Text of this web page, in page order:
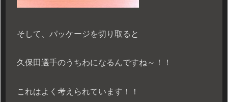
そして、パッケージを切り取ると
久保田選手のうちわになるんですね～！！
これはよく考えられています！！